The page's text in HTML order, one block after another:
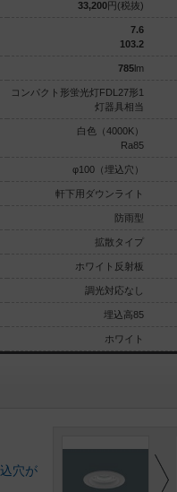
33,200円(税抜)
7.6
103.2
785lm
コンパクト形蛍光灯FDL27形1
灯器具相当
白色（4000K）
Ra85
φ100（埋込穴）
軒下用ダウンライト
防雨型
拡散タイプ
ホワイト反射板
調光対応なし
埋込高85
ホワイト
穴が